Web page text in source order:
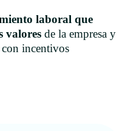
laboral que
valores de la empresa y
con incentivos